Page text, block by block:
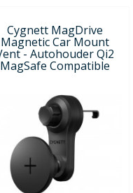
Cygnett MagDrive
Magnetic Car Mount
- Autohouder Qi2
MagSafe Compatible